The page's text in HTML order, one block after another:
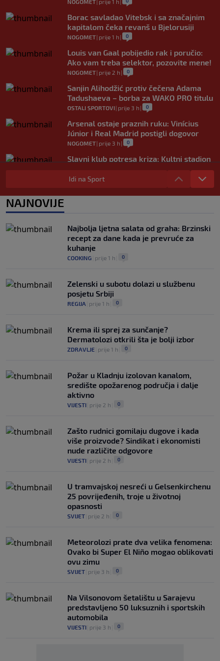
NOGOMET prije 1 h
Borac savladao Vitebsk i sa značajnim
kapitalom čeka revanš u Bjelorusiji
NOGOMET| prije 1 h | 0
Louis van Gaal pobijedio rak i poručio:
Ako vam treba selektor, pozovite mene!
NOGOMET| prije 2 h | 0
Sanjin Alihodžić protiv čečena Adama
Tadushaeva – borba za WAKO PRO titulu
OSTALI SPORTOVI| prije 3 h | 0
Arsenal ostaje praznih ruku: Vinícius
Júnior i Real Madrid postigli dogovor
NOGOMET| prije 3 h | 0
Slavni klub potresa kriza: Kultni stadion
u Italiji bit će prazan na početku sezone,
navijači objavili rat upravi
Idi na Sport
NAJNOVIJE
Najbolja ljetna salata od graha: Brzinski
recept za dane kada je prevruće za
kuhanje
COOKING prije 1 h 0
Zelenski u subotu dolazi u službenu
posjetu Srbiji
REGIJA prije 1 h 0
Krema ili sprej za sunčanje?
Dermatolozi otkrili šta je bolji izbor
ZDRAVLJE prije 1 h 0
Požar u Kladnju izolovan kanalom,
središte opožarenog područja i dalje
aktivno
VIJESTI prije 2 h 0
Zašto rudnici gomilaju dugove i kada
više proizvode? Sindikat i ekonomisti
nude različite odgovore
VIJESTI prije 2 h 0
U tramvajskoj nesreći u Gelsenkirchenu
25 povrijeđenih, troje u životnoj
opasnosti
SVIJET prije 2 h 0
Meteorolozi prate dva velika fenomena:
Ovako bi Super El Niño mogao oblikovati
ovu zimu
SVIJET prije 3 h 0
Na Vilsonovom šetalištu u Sarajevu
predstavljeno 50 luksuznih i sportskih
automobila
VIJESTI prije 3 h 0